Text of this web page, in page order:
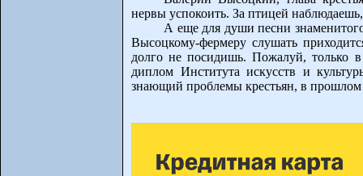
нервы успокоить. За птицей
А еще для души песни
Высоцкому-фермеру слушать
долго не посидишь. Пожалуй, только
диплом Института искусств и
знающий проблемы крестьян, в